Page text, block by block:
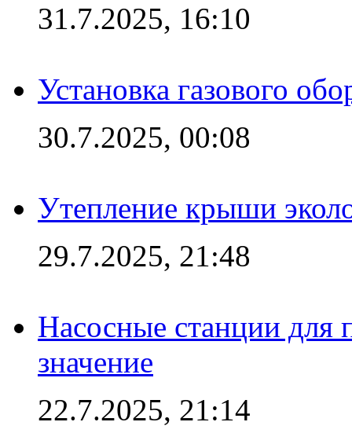
31.7.2025, 16:10
Установка газового
30.7.2025, 00:08
Утепление крыши
29.7.2025, 21:48
Насосные станции для
значение
22.7.2025, 21:14